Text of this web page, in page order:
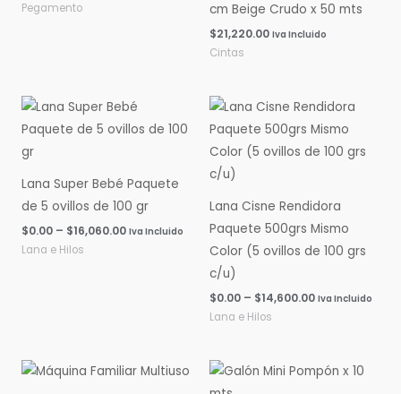
Pegamento
cm Beige Crudo x 50 mts
$21,220.00 Iva Incluido
Cintas
Lana Super Bebé Paquete
de 5 ovillos de 100 gr
$0.00 – $16,060.00
Rango
de
precios:
$16,060.00
Iva Incluido
Lana e Hilos
Lana Cisne Rendidora
Paquete 500grs Mismo
Color (5 ovillos de 100 grs
c/u)
$0.00 – $14,600.00
Rango
de
precios:
desde
$0.00
Iva Incluido
Lana e Hilos